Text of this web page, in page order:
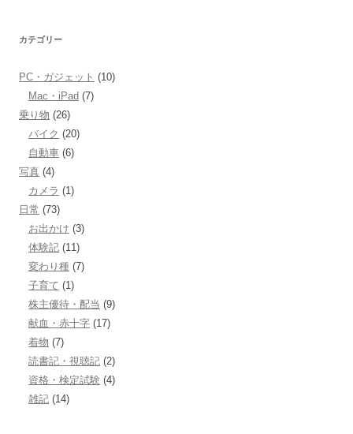
カテゴリー
PC・ガジェット (10)
Mac・iPad (7)
乗り物 (26)
バイク (20)
自動車 (6)
写真 (4)
カメラ (1)
日常 (73)
お出かけ (3)
体験記 (11)
変わり種 (7)
子育て (1)
株主優待・配当 (9)
献血・赤十字 (17)
着物 (7)
読書記・視聴記 (2)
資格・検定試験 (4)
雑記 (14)